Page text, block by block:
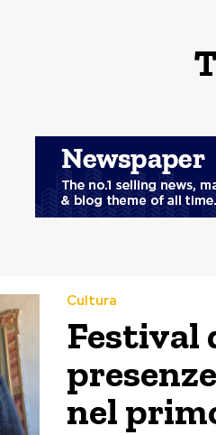
Cultura
Festival
nel